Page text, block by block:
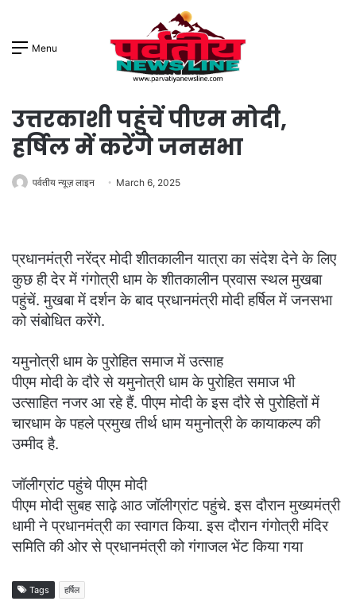
Menu
उत्तरकाशी पहुंचें पीएम मोदी,
हर्षिल में करेंगे जनसभा
पर्वतीय न्यूज़ लाइन March 6, 2025
प्रधानमंत्री नरेंद्र मोदी शीतकालीन यात्रा का संदेश देने के लिए
कुछ ही देर में गंगोत्री धाम के शीतकालीन प्रवास स्थल मुखबा
पहुंचें. मुखबा में दर्शन के बाद प्रधानमंत्री मोदी हर्षिल में जनसभा
को संबोधित करेंगे.
यमुनोत्री धाम के पुरोहित समाज में उत्साह
पीएम मोदी के दौरे से यमुनोत्री धाम के पुरोहित समाज भी
उत्साहित नजर आ रहे हैं. पीएम मोदी के इस दौरे से पुरोहितों में
चारधाम के पहले प्रमुख तीर्थ धाम यमुनोत्री के कायाकल्प की
उम्मीद है.
जॉलीग्रांट पहुंचे पीएम मोदी
पीएम मोदी सुबह साढ़े आठ जॉलीग्रांट पहुंचे. इस दौरान मुख्यमंत्री
धामी ने प्रधानमंत्री का स्वागत किया. इस दौरान गंगोत्री मंदिर
समिति की ओर से प्रधानमंत्री को गंगाजल भेंट किया गया
Tags हर्षिल